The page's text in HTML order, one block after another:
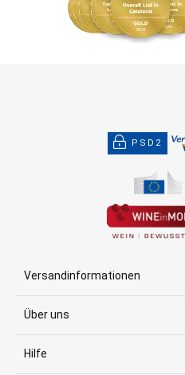
PSD2
Versandinformationen
Über uns
Hilfe